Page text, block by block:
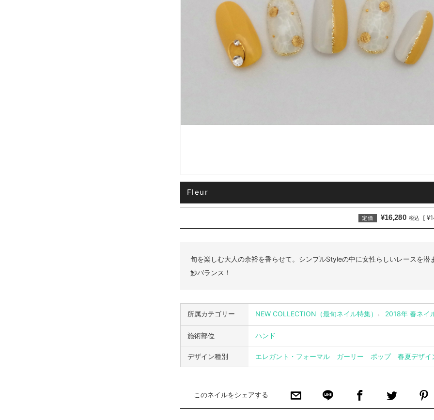
Fleur
定価 ¥16,280 税込 [
旬を楽しむ大人の余裕を香らせて。シンプルStyleの中に女性らしいレースを潜
妙バランス！
所属カテゴリー NEW COLLECTION（最旬ネイル特集） 2018年 春ネイ
施術部位 ハンド
デザイン種別 エレガント・フォーマル ガーリー ポップ 春夏デザイ
このネイルをシェアする